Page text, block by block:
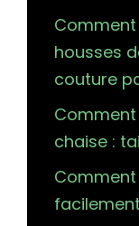
housses
couture
chaise :